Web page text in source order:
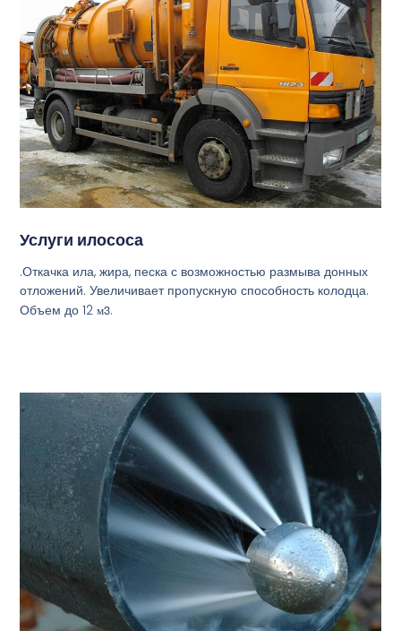
Услуги илососа
.Откачка ила, жира, песка с возможностью размыва донных
отложений. Увеличивает пропускную способность колодца.
Объем до 12м3.